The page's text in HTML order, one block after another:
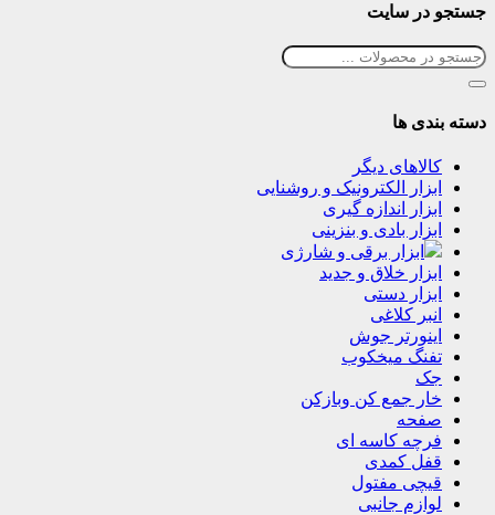
جستجو در سایت
دسته بندی ها
کالاهای دیگر
ابزار الکترونیک و روشنایی
ابزار اندازه گیری
ابزار بادی و بنزینی
ابزار برقی و شارژی
ابزار خلاق و جدید
ابزار دستی
انبر کلاغی
اینورتر جوش
تفنگ میخکوب
جک
خار جمع کن وبازکن
صفحه
فرچه کاسه ای
قفل کمدی
قیچی مفتول
لوازم جانبی